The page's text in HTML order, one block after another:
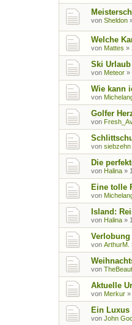
von Sheldon
Welche
von Mattes »
Ski Urlaub
von Meteor »
Wie kann
von
Golfer
von
von siebzehn
Die
von Halina »
Eine tolle
von
Island:
von Halina »
Verlobung
von ArthurM.
von
Aktuelle
von Merkur »
Ein
von John